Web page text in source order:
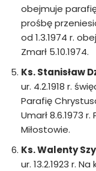
obejmuje
prośbę
od 1.3.1974 r.
Zmarł 5.10.1974.
Ks. Stanisław
ur. 4.2.1918 r.
Parafię
Umarł 8.6.1973
Miłostowie.
Ks. Walenty
ur. 13.2.1923 r.